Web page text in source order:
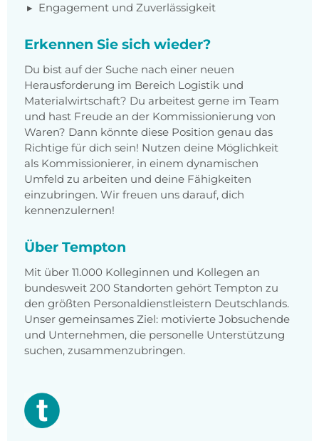
Engagement und Zuverlässigkeit
Erkennen Sie sich wieder?
Du bist auf der Suche nach einer neuen
Herausforderung im Bereich Logistik und
Materialwirtschaft? Du arbeitest gerne im Team
und hast Freude an der Kommissionierung von
Waren? Dann könnte diese Position genau das
Richtige für dich sein! Nutzen deine Möglichkeit
als Kommissionierer, in einem dynamischen
Umfeld zu arbeiten und deine Fähigkeiten
einzubringen. Wir freuen uns darauf, dich
kennenzulernen!
Über Tempton
Mit über 11.000 Kolleginnen und Kollegen an
bundesweit 200 Standorten gehört Tempton zu
den größten Personaldienstleistern Deutschlands.
Unser gemeinsames Ziel: motivierte Jobsuchende
und Unternehmen, die personelle Unterstützung
suchen, zusammenzubringen.